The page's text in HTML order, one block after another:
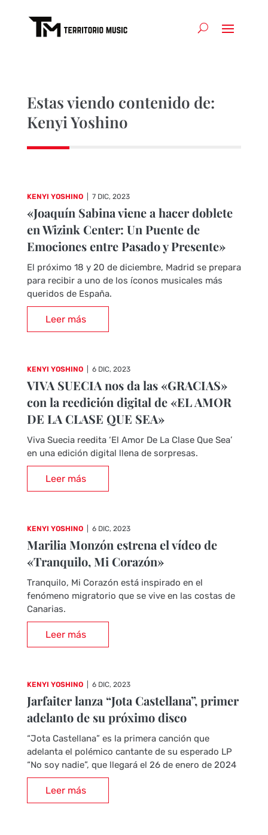
Estas viendo contenido de:
Kenyi Yoshino
KENYI YOSHINO 7 DIC, 2023
«Joaquín Sabina viene a hacer doblete
en Wizink Center: Un Puente de
Emociones entre Pasado y Presente»
El próximo 18 y 20 de diciembre, Madrid se prepara
para recibir a uno de los íconos musicales más
queridos de España.
Leer más
KENYI YOSHINO 6 DIC, 2023
VIVA SUECIA nos da las «GRACIAS»
con la reedición digital de «EL AMOR
DE LA CLASE QUE SEA»
Viva Suecia reedita ‘El Amor De La Clase Que Sea’
en una edición digital llena de sorpresas.
Leer más
KENYI YOSHINO 6 DIC, 2023
Marilia Monzón estrena el vídeo de
«Tranquilo, Mi Corazón»
Tranquilo, Mi Corazón está inspirado en el
fenómeno migratorio que se vive en las costas de
Canarias.
Leer más
KENYI YOSHINO 6 DIC, 2023
Jarfaiter lanza “Jota Castellana”, primer
adelanto de su próximo disco
“Jota Castellana” es la primera canción que
adelanta el polémico cantante de su esperado LP
“No soy nadie”, que llegará el 26 de enero de 2024
Leer más